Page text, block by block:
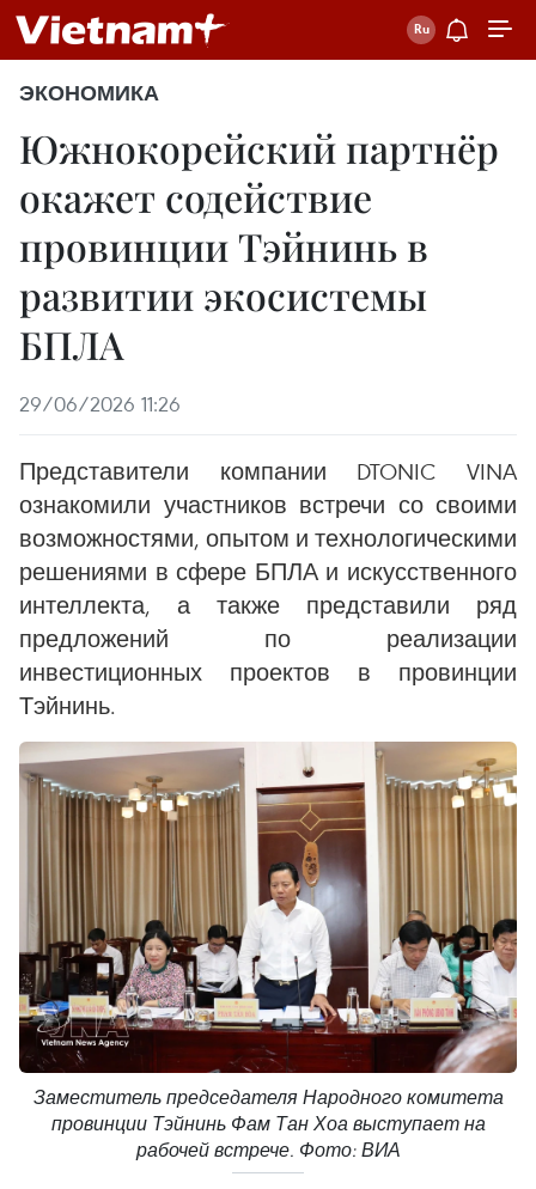
ЭКОНОМИКА
Южнокорейский партнёр
окажет содействие
провинции Тэйнинь в
развитии экосистемы
БПЛА
29/06/2026 11:26
Представители компании DTONIC VINA
ознакомили участников встречи со своими
возможностями, опытом и технологическими
решениями в сфере БПЛА и искусственного
интеллекта, а также представили ряд
предложений по реализации
инвестиционных проектов в провинции
Тэйнинь.
Заместитель председателя Народного комитета
провинции Тэйнинь Фам Тан Хоа выступает на
рабочей встрече. Фото: ВИА